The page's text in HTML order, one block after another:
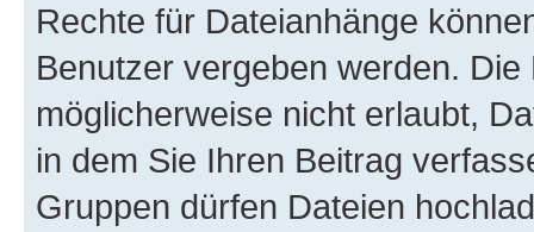
Rechte für Dateianhänge
Benutzer vergeben werden.
möglicherweise nicht erlaubt,
in dem Sie Ihren Beitrag
Gruppen dürfen Dateien